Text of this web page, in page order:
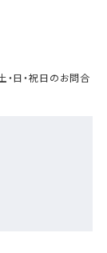
・日・祝日のお問合